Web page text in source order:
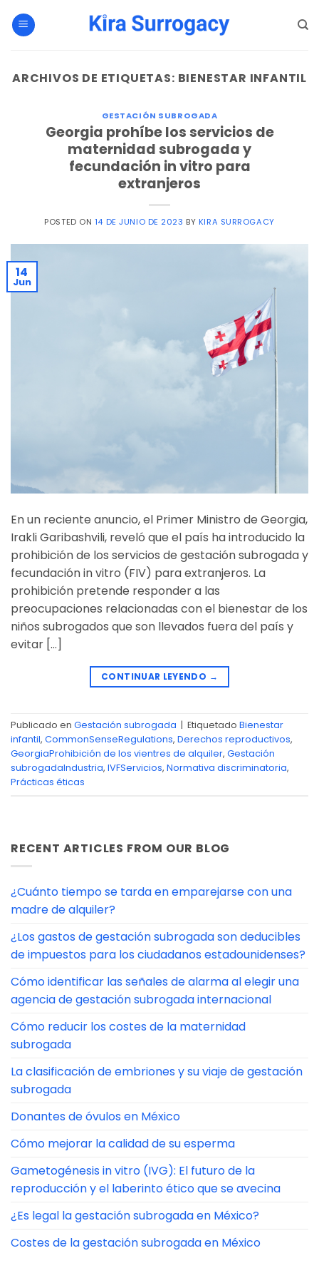
ARCHIVOS DE ETIQUETAS: BIENESTAR INFANTIL
GESTACIÓN SUBROGADA
Georgia prohíbe los servicios de
maternidad subrogada y
fecundación in vitro para
extranjeros
POSTED ON 14 DE JUNIO DE 2023 BY KIRA SURROGACY
14
Jun
En un reciente anuncio, el Primer Ministro de Georgia,
Irakli Garibashvili, reveló que el país ha introducido la
prohibición de los servicios de gestación subrogada y
fecundación in vitro (FIV) para extranjeros. La
prohibición pretende responder a las
preocupaciones relacionadas con el bienestar de los
niños subrogados que son llevados fuera del país y
evitar […]
CONTINUAR LEYENDO →
Publicado en Gestación subrogada Etiquetado Bienestar
infantil, CommonSenseRegulations, Derechos reproductivos,
GeorgiaProhibición de los vientres de alquiler, Gestación
subrogadaIndustria, IVFServicios, Normativa discriminatoria,
Prácticas éticas
RECENT ARTICLES FROM OUR BLOG
¿Cuánto tiempo se tarda en emparejarse con una
madre de alquiler?
¿Los gastos de gestación subrogada son deducibles
de impuestos para los ciudadanos estadounidenses?
Cómo identificar las señales de alarma al elegir una
agencia de gestación subrogada internacional
Cómo reducir los costes de la maternidad
subrogada
La clasificación de embriones y su viaje de gestación
subrogada
Donantes de óvulos en México
Cómo mejorar la calidad de su esperma
Gametogénesis in vitro (IVG): El futuro de la
reproducción y el laberinto ético que se avecina
¿Es legal la gestación subrogada en México?
Costes de la gestación subrogada en México